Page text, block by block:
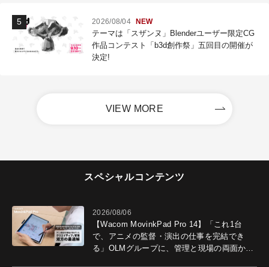
2026/08/04 NEW
テーマは「スザンヌ」Blenderユーザー限定CG
作品コンテスト「b3d創作祭」五回目の開催が
決定!
VIEW MORE
スペシャルコンテンツ
2026/08/06
【Wacom MovinkPad Pro 14】「これ1台
で、アニメの監督・演出の仕事を完結でき
る」OLMグループに、管理と現場の両面から